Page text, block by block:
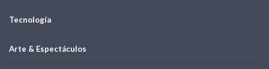
Tecnología
Arte & Espectáculos